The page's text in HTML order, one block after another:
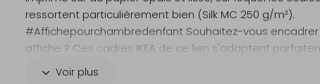
ressortent particulièrement bien (Silk MC 250 g/m²).
#Affichepourchambredenfant Souhaitez-vous
affiche ? Ces cadres IKEA de ce lien s'adaptent
cette affiche.
Voir plus